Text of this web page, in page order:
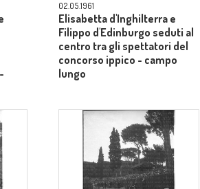
02.05.1961
Elisabetta d'Inghilterra e
Filippo d'Edinburgo seduti al
centro tra gli spettatori del
concorso ippico - campo
lungo